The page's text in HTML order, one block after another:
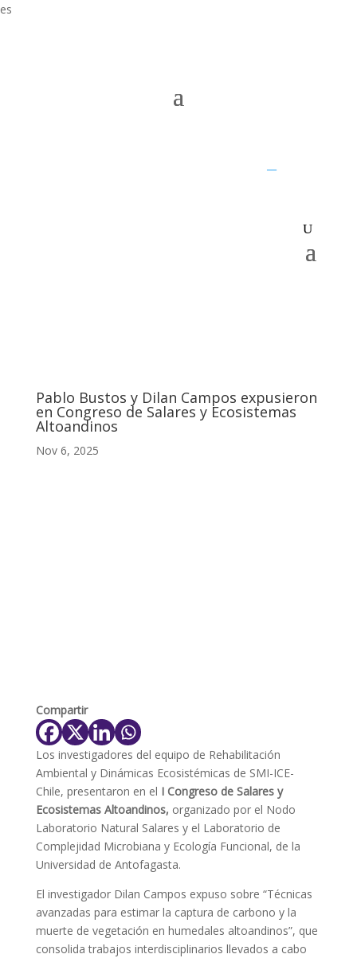
es
Pablo Bustos y Dilan Campos expusieron
en Congreso de Salares y Ecosistemas
Altoandinos
Nov 6, 2025
Compartir
Los investigadores del equipo de Rehabilitación
Ambiental y Dinámicas Ecosistémicas de SMI-ICE-
Chile, presentaron en el I Congreso de Salares y
Ecosistemas Altoandinos, organizado por el Nodo
Laboratorio Natural Salares y el Laboratorio de
Complejidad Microbiana y Ecología Funcional, de la
Universidad de Antofagasta.
El investigador Dilan Campos expuso sobre “Técnicas
avanzadas para estimar la captura de carbono y la
muerte de vegetación en humedales altoandinos”, que
consolida trabajos interdisciplinarios llevados a cabo